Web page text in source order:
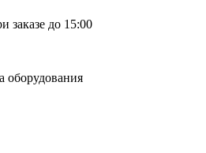
заказе до 15:00
оборудования